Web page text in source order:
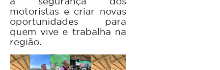
motoristas e criar novas
oportunidades para
quem vive e trabalha na
região.